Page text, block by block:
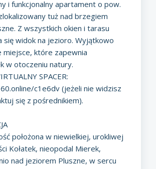
i funkcjonalny apartament o pow.
tuż nad brzegiem
Z wszystkich okien i tarasu
się widok na jezioro. Wyjątkowo
miejsce, które zapewnia
w otoczeniu natury.
SPACER:
c1e6dv(jeżeli nie widzisz
się z pośrednikiem).
położona w niewielkiej, urokliwej
Kołatek, nieopodal Mierek,
nad jeziorem Pluszne, w sercu